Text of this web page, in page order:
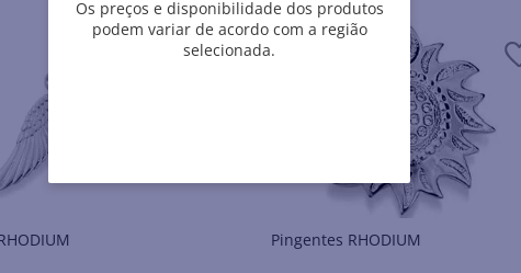
RHODIUM Pingentes RHODIUM
Os preços e disponibilidade dos produtos
podem variar de acordo com a região
selecionada.